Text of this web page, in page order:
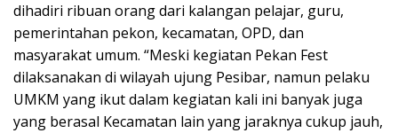
dihadiri ribuan orang dari kalangan pelajar, guru,
pemerintahan pekon, kecamatan, OPD, dan
masyarakat umum. “Meski kegiatan Pekan Fest
dilaksanakan di wilayah ujung Pesibar, namun pelaku
UMKM yang ikut dalam kegiatan kali ini banyak juga
yang berasal Kecamatan lain yang jaraknya cukup jauh,